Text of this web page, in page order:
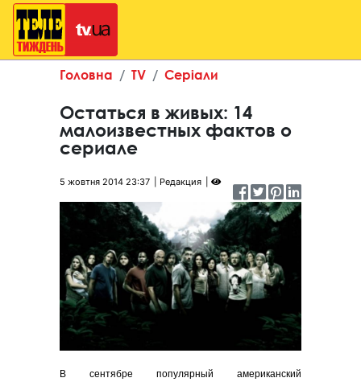
Головна TV Серіали
Остаться в живых: 14
малоизвестных фактов о
сериале
5 жовтня 2014 23:37 Редакция
В сентябре популярный американский